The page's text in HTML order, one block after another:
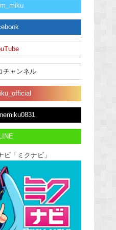
チャンネル
「ミクナビ」